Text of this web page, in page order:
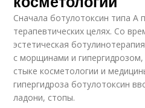
Сначала ботулотоксин типа А
терапевтических целях. Со
эстетическая
с морщинами и
стыке косметологии и
гипергидроза ботулотоксин
ладони, стопы.